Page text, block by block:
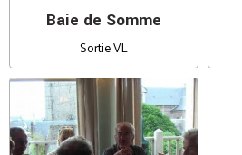
Baie de Somme
Sortie VL